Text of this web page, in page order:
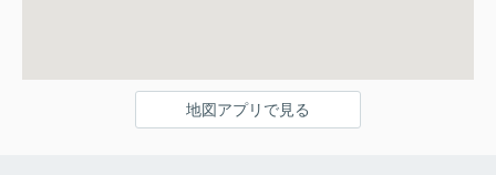
地図アプリで見る